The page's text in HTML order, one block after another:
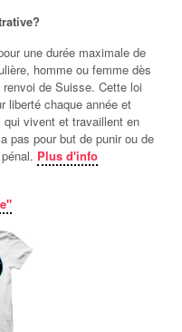
une durée maximale de
homme ou femme dès
renvoi de Suisse. Cette loi
liberté chaque année et
qui vivent et travaillent en
pas pour but de punir ou de
Plus d'info